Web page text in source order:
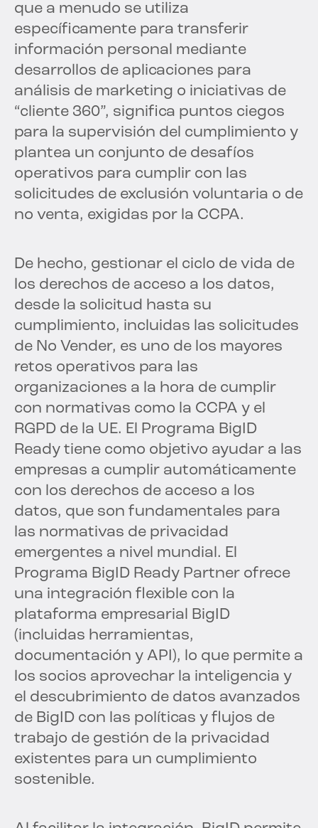
que a menudo se utiliza
específicamente para transferir
información personal mediante
desarrollos de aplicaciones para
análisis de marketing o iniciativas de
“cliente 360”, significa puntos ciegos
para la supervisión del cumplimiento y
plantea un conjunto de desafíos
operativos para cumplir con las
solicitudes de exclusión voluntaria o de
no venta, exigidas por la CCPA.
De hecho, gestionar el ciclo de vida de
los derechos de acceso a los datos,
desde la solicitud hasta su
cumplimiento, incluidas las solicitudes
de No Vender, es uno de los mayores
retos operativos para las
organizaciones a la hora de cumplir
con normativas como la CCPA y el
RGPD de la UE. El Programa BigID
Ready tiene como objetivo ayudar a las
empresas a cumplir automáticamente
con los derechos de acceso a los
datos, que son fundamentales para
las normativas de privacidad
emergentes a nivel mundial. El
Programa BigID Ready Partner ofrece
una integración flexible con la
plataforma empresarial BigID
(incluidas herramientas,
documentación y API), lo que permite a
los socios aprovechar la inteligencia y
el descubrimiento de datos avanzados
de BigID con las políticas y flujos de
trabajo de gestión de la privacidad
existentes para un cumplimiento
sostenible.